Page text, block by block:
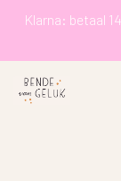
Klarna: betaal